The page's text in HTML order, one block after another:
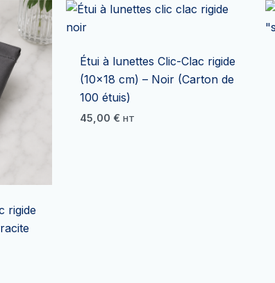
rigide
Étui à lunettes Clic-Clac rigide
(10×18 cm) – Noir (Carton de
100 étuis)
45,00 € HT